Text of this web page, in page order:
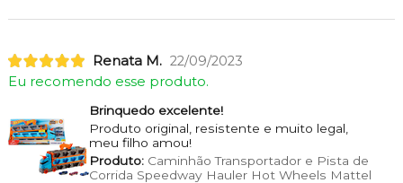
Renata M. 22/09/2023
Eu recomendo esse produto.
Brinquedo excelente!
Produto original, resistente e muito legal,
meu filho amou!
Produto:Caminhão Transportador e Pista de
Corrida Speedway Hauler Hot Wheels Mattel